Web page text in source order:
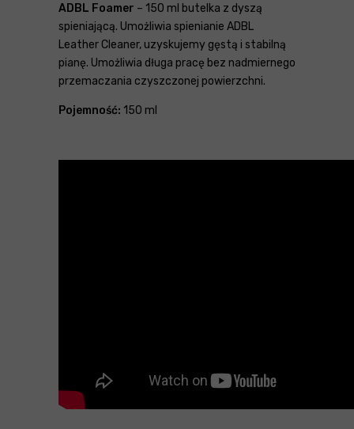
ADBL Foamer – 150 ml butelka z dyszą
spieniającą. Umożliwia spienianie ADBL
Leather Cleaner, uzyskujemy gęstą i stabilną
pianę. Umożliwia długa pracę bez nadmiernego
przemaczania czyszczonej powierzchni.
Pojemność: 150 ml